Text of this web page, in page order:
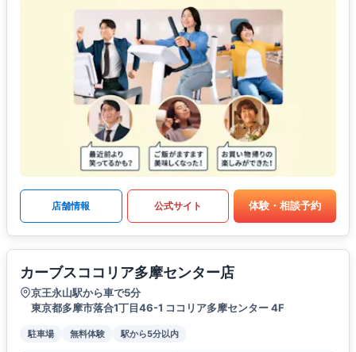
店舗情報 公式サイト 体験・相談予約
カーブスココリア多摩センター店
京王永山駅から車で5分
東京都多摩市落合1丁目46-1 ココリア多摩センター 4F
駐車場 無料体験 駅から5分以内